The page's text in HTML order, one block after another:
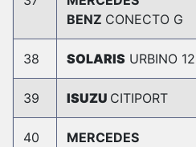
BENZ CONECTO G
38 SOLARIS URBINO 12
39 ISUZU CITIPORT
40
MERCEDES